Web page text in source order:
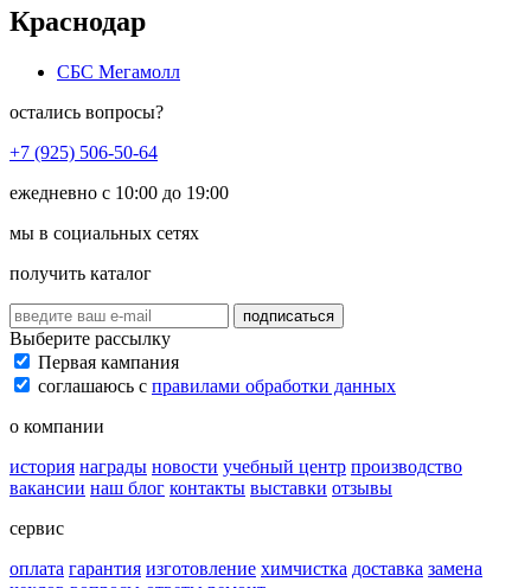
Краснодар
СБС Мегамолл
остались вопросы?
+7 (925) 506-50-64
ежедневно с 10:00 до 19:00
мы в социальных сетях
получить каталог
подписаться
Выберите рассылку
Первая кампания
соглашаюсь с правилами обработки данных
о компании
история награды новости учебный центр производство
вакансии наш блог контакты выставки отзывы
сервис
оплата гарантия изготовление химчистка доставка замена